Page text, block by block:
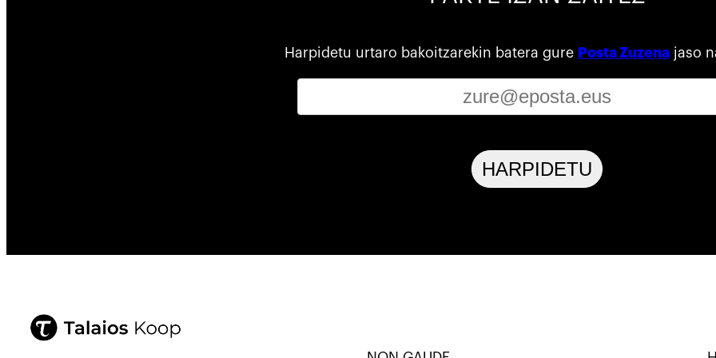
Harpidetu urtaro bakoitzarekin batera gure Posta Zuzena jaso
HARPIDETU